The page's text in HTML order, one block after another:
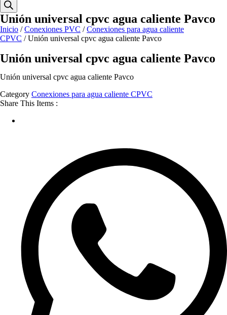
Unión universal cpvc agua caliente Pavco
Inicio /Conexiones PVC /Conexiones para agua caliente
CPVC / Unión universal cpvc agua caliente Pavco
Unión universal cpvc agua caliente Pavco
Unión universal cpvc agua caliente Pavco
Category Conexiones para agua caliente CPVC
Share This Items :